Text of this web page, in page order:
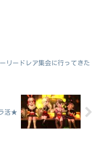
リードレア集会に行ってきた
活★